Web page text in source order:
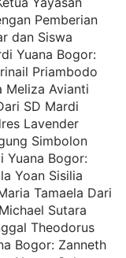
Pemberian
dan Siswa
Yuana Bogor:
Priambodo
Meliza Avianti
SD Mardi
Lavender
Simbolon
Yuana Bogor:
Yoan Sisilia
Tamaela Dari
Sutara
Theodorus
Bogor: Zanneth